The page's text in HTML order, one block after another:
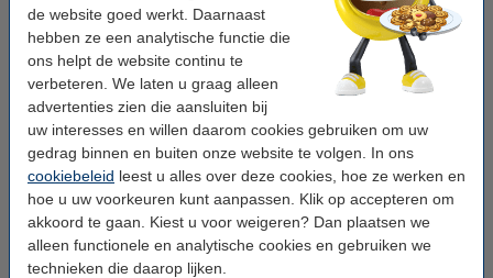
de website goed werkt. Daarnaast
hebben ze een analytische functie die
ons helpt de website continu te
verbeteren. We laten u graag alleen
advertenties zien die aansluiten bij
uw interesses en willen daarom cookies gebruiken om uw
gedrag binnen en buiten onze website te volgen. In ons
cookiebeleid leest u alles over deze cookies, hoe ze werken en
hoe u uw voorkeuren kunt aanpassen. Klik op accepteren om
akkoord te gaan. Kiest u voor weigeren? Dan plaatsen we
alleen functionele en analytische cookies en gebruiken we
technieken die daarop lijken.
Handleiding: handleiding
Ons artikelnr: 301222
Tip: lamineerhoezen meebestellen
123inkt document lamineerhoes A4 glanzend
2x125 micron (100 stuks)
€ 14,95